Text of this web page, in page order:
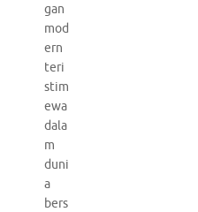
gan
mod
ern
teri
stim
ewa
dala
m
duni
a
bers